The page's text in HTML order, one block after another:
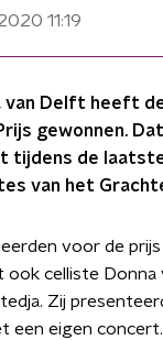
11:19
van Delft heeft
gewonnen.
tijdens de
van het
voor de
ook celliste Donna
Zij
een eigen concert.